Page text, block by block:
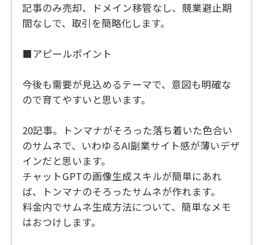
記事のみ売却、ドメイン移管なし、競業避止期
間なしで、取引を簡略化します。
■アピールポイント
今後も需要が見込めるテーマで、意図も明確な
ので育てやすいと思います。
20記事。トンマナがそろった落ち着いた色合い
のサムネで、いわゆるAI副業サイト感が薄いデザ
インだと思います。
チャットGPTの画像生成スキルが簡単にあれ
ば、トンマナのそろったサムネが作れます。
料金内でサムネ生成方法について、簡単なメモ
はおつけします。